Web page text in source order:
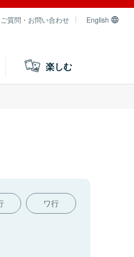
質問・お問い合わせ English
楽しむ
ワ行